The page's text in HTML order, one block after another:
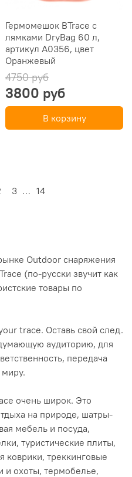
Гермомешок BTrace с
лямками DryBag 60 л,
артикул A0356, цвет
Оранжевый
4750 руб
3800 руб
В корзину
3 … 14
Outdoor снаряжения
(по-русски звучит как
товары по
trace. Оставь свой след.
аудиторию, для
передача
очень широк. Это
на природе, шатры-
мебель и посуда,
туристические плиты,
треккинговые
и охоты, термобелье,